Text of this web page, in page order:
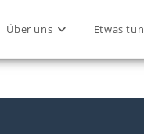
Über uns Etwas tun